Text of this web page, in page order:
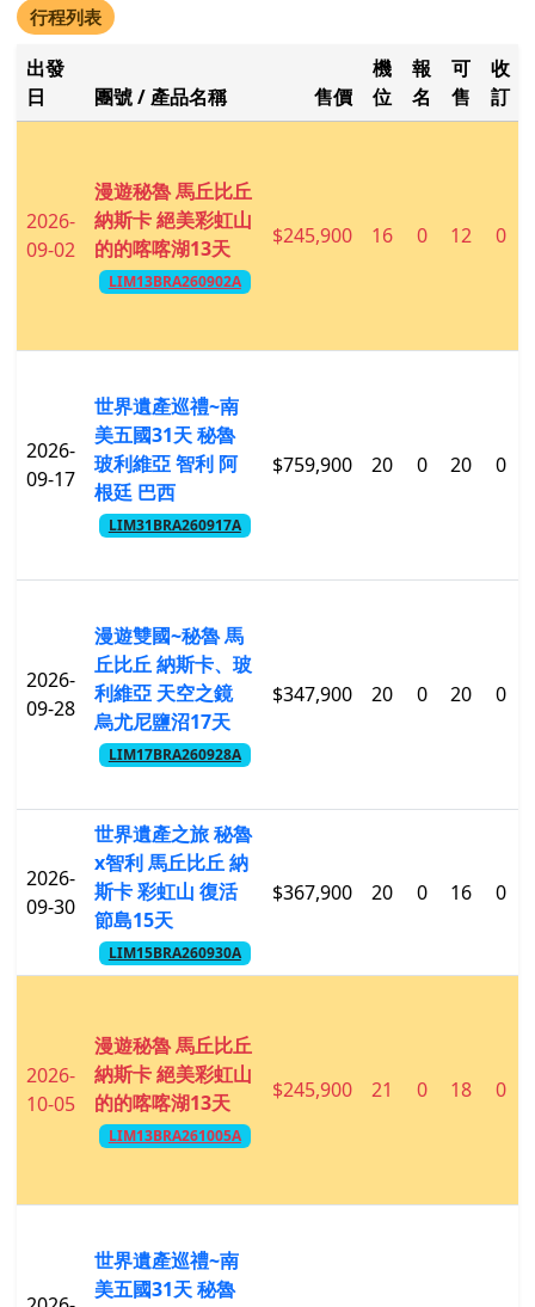
行程列表
出發
日
團號 / 產品名稱 售價
機
位
報
名
可
售
收
訂
2026-
09-02
漫遊秘魯 馬丘比丘
納斯卡 絕美彩虹山
的的喀喀湖13天
LIM13BRA260902A
$245,900 16 0 12 0
2026-
09-17
世界遺產巡禮~南
美五國31天 秘魯
玻利維亞 智利 阿
根廷 巴西
LIM31BRA260917A
$759,900 20 0 20 0
2026-
09-28
漫遊雙國~秘魯 馬
丘比丘 納斯卡、玻
利維亞 天空之鏡
烏尤尼鹽沼17天
LIM17BRA260928A
$347,900 20 0 20 0
2026-
09-30
世界遺產之旅 秘魯
x智利 馬丘比丘 納
斯卡 彩虹山 復活
節島15天
LIM15BRA260930A
$367,900 20 0 16 0
2026-
10-05
漫遊秘魯 馬丘比丘
納斯卡 絕美彩虹山
的的喀喀湖13天
LIM13BRA261005A
$245,900 21 0 18 0
世界遺產巡禮~南
美五國31天 秘魯